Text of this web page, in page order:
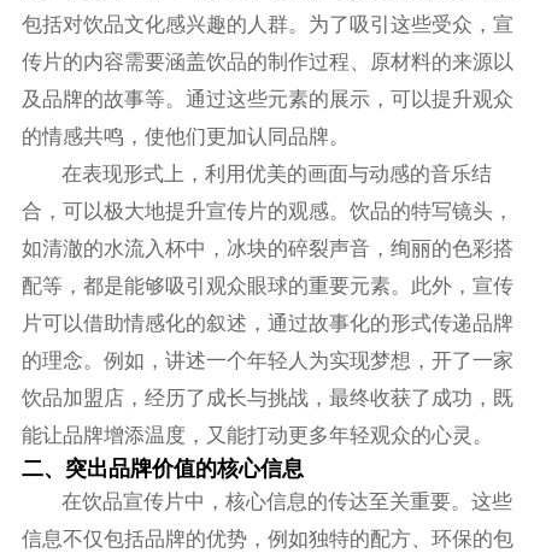
包括对饮品文化感兴趣的人群。为了吸引这些受众，宣
传片的内容需要涵盖饮品的制作过程、原材料的来源以
及品牌的故事等。通过这些元素的展示，可以提升观众
的情感共鸣，使他们更加认同品牌。
在表现形式上，利用优美的画面与动感的音乐结
合，可以极大地提升宣传片的观感。饮品的特写镜头，
如清澈的水流入杯中，冰块的碎裂声音，绚丽的色彩搭
配等，都是能够吸引观众眼球的重要元素。此外，宣传
片可以借助情感化的叙述，通过故事化的形式传递品牌
的理念。例如，讲述一个年轻人为实现梦想，开了一家
饮品加盟店，经历了成长与挑战，最终收获了成功，既
能让品牌增添温度，又能打动更多年轻观众的心灵。
二、突出品牌价值的核心信息
在饮品宣传片中，核心信息的传达至关重要。这些
信息不仅包括品牌的优势，例如独特的配方、环保的包